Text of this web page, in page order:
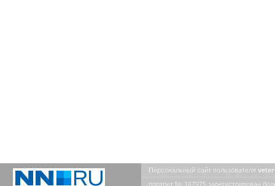
Персональный сайт пользователя
портрет № 167975 зарегистрирован